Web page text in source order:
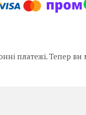
платежі. Тепер